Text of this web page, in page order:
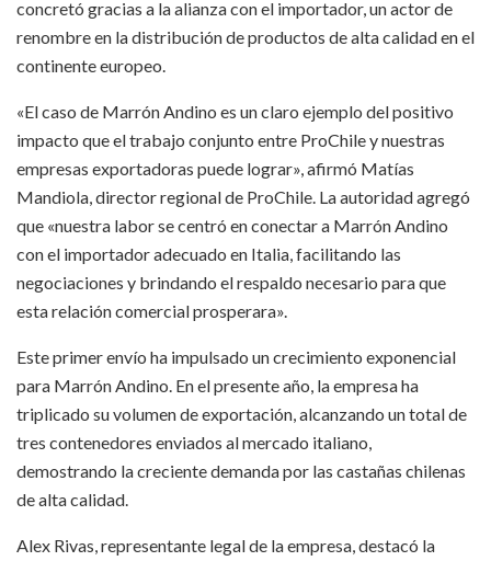
concretó gracias a la alianza con el importador, un actor de
renombre en la distribución de productos de alta calidad en el
continente europeo.
«El caso de Marrón Andino es un claro ejemplo del positivo
impacto que el trabajo conjunto entre ProChile y nuestras
empresas exportadoras puede lograr», afirmó Matías
Mandiola, director regional de ProChile. La autoridad agregó
que «nuestra labor se centró en conectar a Marrón Andino
con el importador adecuado en Italia, facilitando las
negociaciones y brindando el respaldo necesario para que
esta relación comercial prosperara».
Este primer envío ha impulsado un crecimiento exponencial
para Marrón Andino. En el presente año, la empresa ha
triplicado su volumen de exportación, alcanzando un total de
tres contenedores enviados al mercado italiano,
demostrando la creciente demanda por las castañas chilenas
de alta calidad.
Alex Rivas, representante legal de la empresa, destacó la